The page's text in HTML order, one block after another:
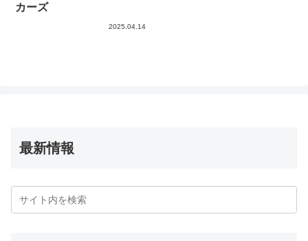
カーズ
2025.04.14
最新情報